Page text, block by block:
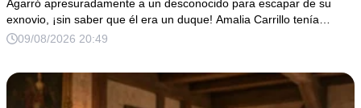
Agarró apresuradamente a un desconocido para escapar de su
exnovio, ¡sin saber que él era un duque! Amalia Carrillo tenía…
09/08/2026 20:49